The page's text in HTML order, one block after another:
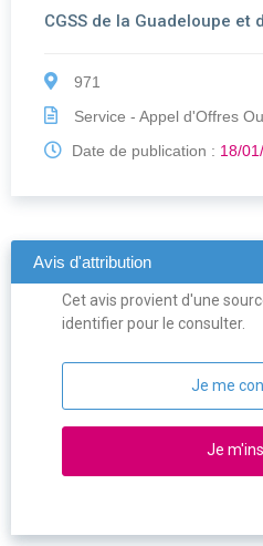
CGSS de la Guadeloupe et
971
Service - Appel d'Offres
Date de publication : 18/
Avis d'attribution
Cet avis provient d'une
identifier pour le consulter.
Je me
Je